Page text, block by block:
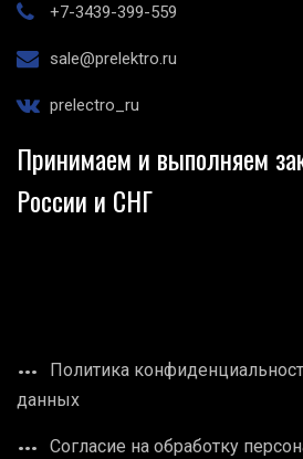
+7-3439-399-559
sale@prelektro.ru
prelectro_ru
Принимаем и выполняем
России и СНГ
Политика
данных
Согласие на обработку